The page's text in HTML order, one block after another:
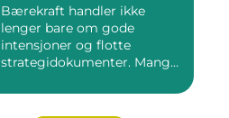
Bærekraft handler ikke
lenger bare om gode
intensjoner og flotte
strategidokumenter. Mange